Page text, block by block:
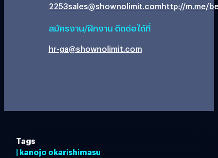
2253sales@shownolimit.comhttp://m.me/
สมัครงาน/ฝึกงาน ติดต่อได้ที่
hr-ga@shownolimit.com
Tags
| kanojo okarishimasu